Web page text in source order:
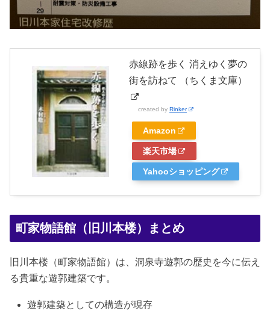
赤線跡を歩く 消えゆく夢の
街を訪ねて （ちくま文庫）
created by Rinker
Amazon
楽天市場
Yahooショッピング
町家物語館（旧川本楼）まとめ
旧川本楼（町家物語館）は、洞泉寺遊郭の歴史を今に伝え
る貴重な遊郭建築です。
遊郭建築としての構造が現存